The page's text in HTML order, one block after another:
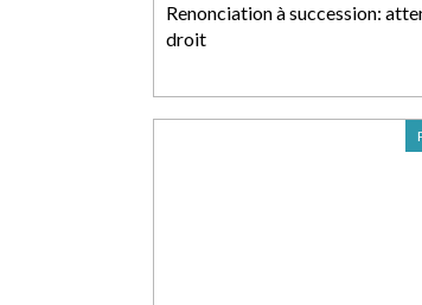
Renonciation à succession:
droit